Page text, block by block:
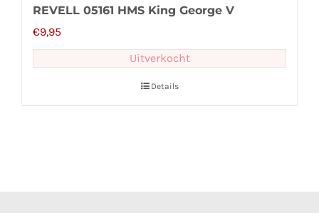
REVELL 05161 HMS King George V
€9,95
Uitverkocht
Details